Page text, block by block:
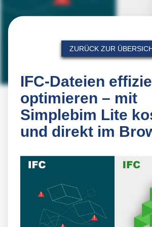
ZURÜCK ZUR
IFC-Dateien
optimieren – mit
Simplebim Lite
und direkt im